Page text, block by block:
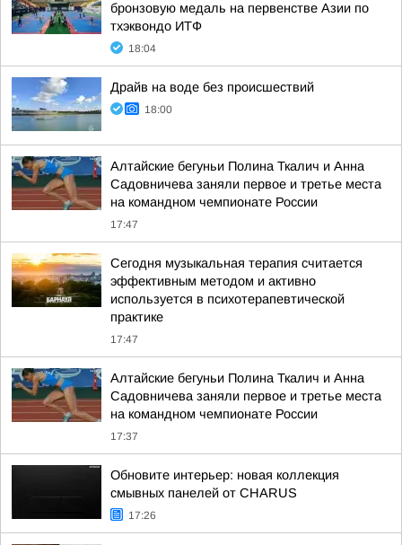
бронзовую медаль на первенстве Азии по
тхэквондо ИТФ
18:04
Драйв на воде без происшествий
18:00
Алтайские бегуньи Полина Ткалич и Анна
Садовничева заняли первое и третье места
на командном чемпионате России
17:47
Сегодня музыкальная терапия считается
эффективным методом и активно
используется в психотерапевтической
практике
17:47
Алтайские бегуньи Полина Ткалич и Анна
Садовничева заняли первое и третье места
на командном чемпионате России
17:37
Обновите интерьер: новая коллекция
смывных панелей от CHARUS
17:26